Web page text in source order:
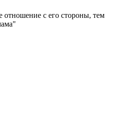
с его стороны, тем